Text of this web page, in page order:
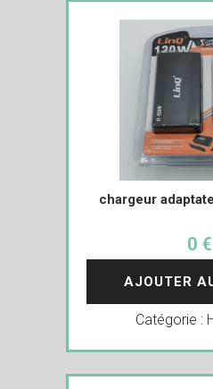
chargeur
0 €
AJOUTER
Catégorie :